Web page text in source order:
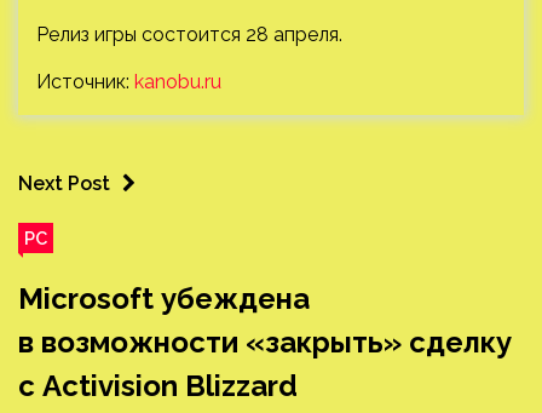
Релиз игры состоится 28 апреля.
Источник: kanobu.ru
Next Post
PC
Microsoft убеждена
в возможности «закрыть» сделку
с Activision Blizzard